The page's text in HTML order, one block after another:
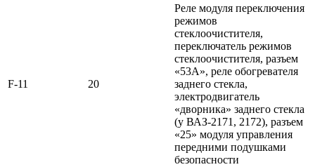
F-11 20
Реле модуля переключения
режимов
стеклоочистителя,
переключатель режимов
стеклоочистителя, разъем
«53А», реле обогревателя
заднего стекла,
электродвигатель
«дворника» заднего стекла
(у ВАЗ-2171, 2172), разъем
«25» модуля управления
передними подушками
безопасности